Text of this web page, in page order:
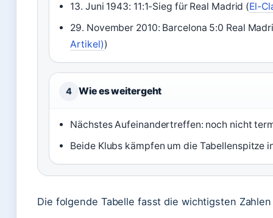
13. Juni 1943: 11:1-Sieg für Real Madrid (El-
29. November 2010: Barcelona 5:0 Real
Artikel))
4 Wie es weitergeht
Nächstes Aufeinandertreffen: noch nicht
Beide Klubs kämpfen um die Tabellenspitze
Die folgende Tabelle fasst die wichtigsten